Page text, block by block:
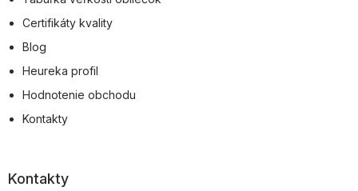
Certifikáty kvality
Blog
Heureka profil
Hodnotenie obchodu
Kontakty
Kontakty